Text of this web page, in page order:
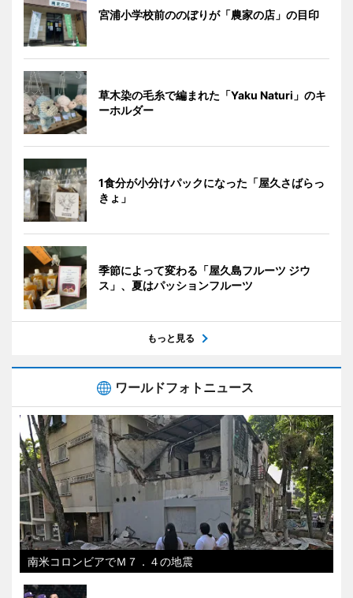
宮浦小学校前ののぼりが「農家の店」の目印
草木染の毛糸で編まれた「Yaku Naturi」のキ
ーホルダー
1食分が小分けパックになった「屋久さばらっ
きょ」
季節によって変わる「屋久島フルーツ ジウ
ス」、夏はパッションフルーツ
もっと見る
ワールドフォトニュース
南米コロンビアでＭ７．４の地震